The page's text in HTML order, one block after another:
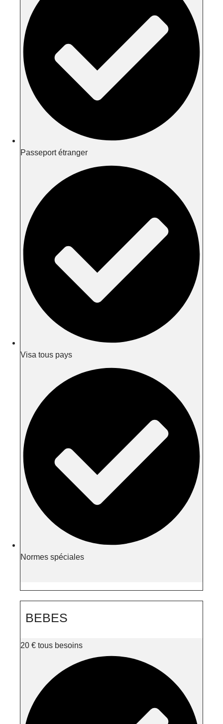
Passeport étranger
Visa tous pays
Normes spéciales
BEBES
20 € tous besoins